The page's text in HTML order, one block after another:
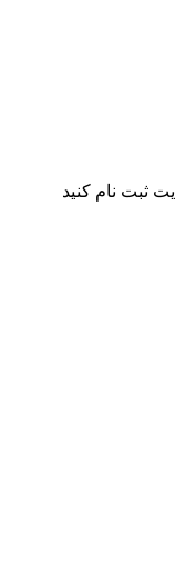
ثبت نام کنید